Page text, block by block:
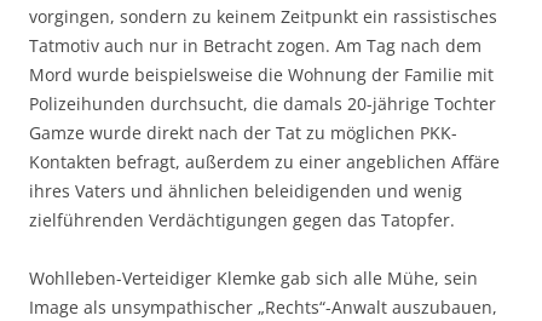
vorgingen, sondern zu keinem Zeitpunkt ein rassistisches
Tatmotiv auch nur in Betracht zogen. Am Tag nach dem
Mord wurde beispielsweise die Wohnung der Familie mit
Polizeihunden durchsucht, die damals 20-jährige Tochter
Gamze wurde direkt nach der Tat zu möglichen PKK-
Kontakten befragt, außerdem zu einer angeblichen Affäre
ihres Vaters und ähnlichen beleidigenden und wenig
zielführenden Verdächtigungen gegen das Tatopfer.
Wohlleben-Verteidiger Klemke gab sich alle Mühe, sein
Image als unsympathischer „Rechts“-Anwalt auszubauen,